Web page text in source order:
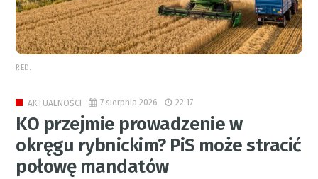
RED.
AKTUALNOŚCI 7 sierpnia 2026 22:17
KO przejmie prowadzenie w
okręgu rybnickim? PiS może stracić
połowę mandatów